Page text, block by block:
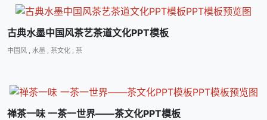
古典水墨中国风茶艺茶道文化PPT模板
中国风 , 水墨 , 茶文化 , 茶
禅茶一味 一茶一世界――茶文化PPT模板